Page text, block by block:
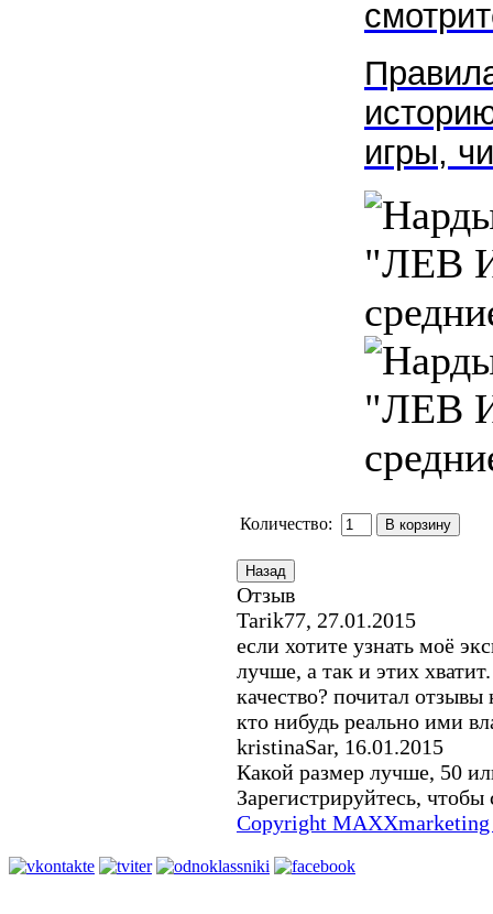
игры,
Количество:
Отзыв
Tarik77, 27.01.2015
если хотите узнать моё
лучше, а так и этих
качество? почитал
кто нибудь реально ими
kristinaSar, 16.01.2015
Какой размер лучше, 50
Зарегистрируйтесь, чтобы
Copyright MAXXmarketing